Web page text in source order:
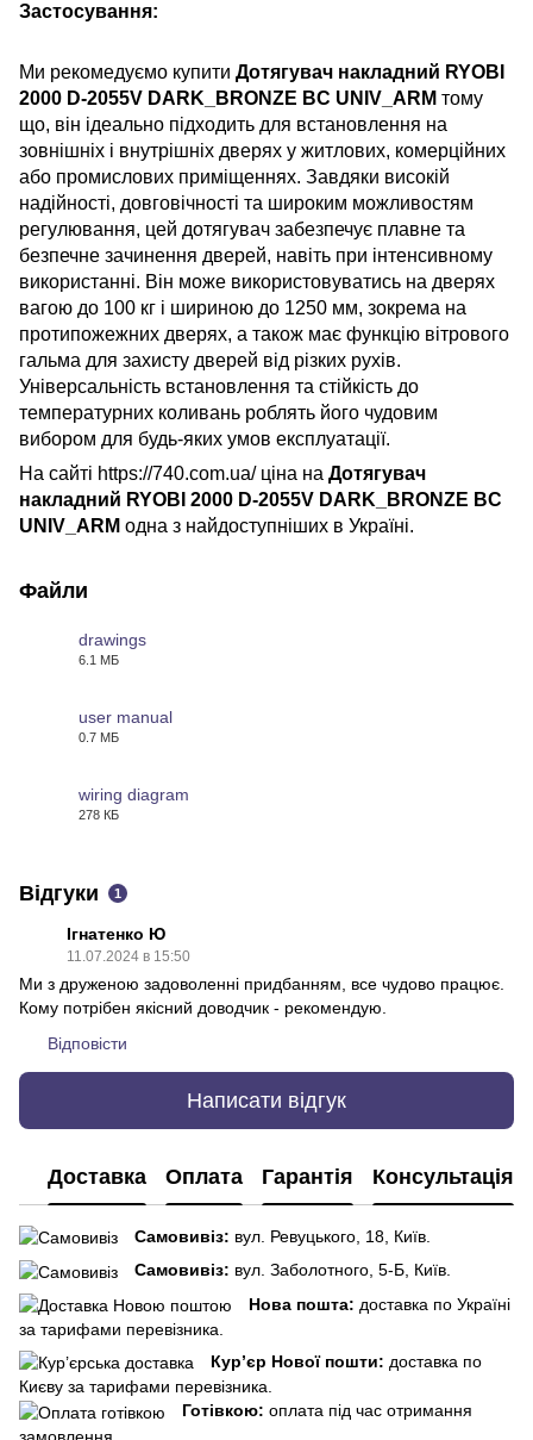
Застосування:
Ми рекомедуємо купити Дотягувач накладний RYOBI
2000 D-2055V DARK_BRONZE BC UNIV_ARM тому
що, він ідеально підходить для встановлення на
зовнішніх і внутрішніх дверях у житлових, комерційних
або промислових приміщеннях. Завдяки високій
надійності, довговічності та широким можливостям
регулювання, цей дотягувач забезпечує плавне та
безпечне зачинення дверей, навіть при інтенсивному
використанні. Він може використовуватись на дверях
вагою до 100 кг і шириною до 1250 мм, зокрема на
протипожежних дверях, а також має функцію вітрового
гальма для захисту дверей від різких рухів.
Універсальність встановлення та стійкість до
температурних коливань роблять його чудовим
вибором для будь-яких умов експлуатації.
На сайті https://740.com.ua/ ціна на Дотягувач
накладний RYOBI 2000 D-2055V DARK_BRONZE BC
UNIV_ARM одна з найдоступніших в Україні.
Файли
drawings
6.1 МБ
user manual
0.7 МБ
wiring diagram
278 КБ
Відгуки 1
Ігнатенко Ю
11.07.2024 в 15:50
Ми з друженою задоволенні придбанням, все чудово працює.
Кому потрібен якісний доводчик - рекомендую.
Відповісти
Написати відгук
Доставка Оплата Гарантія Консультація
Самовивіз: вул. Ревуцького, 18, Київ.
Самовивіз: вул. Заболотного, 5-Б, Київ.
Нова пошта: доставка по Україні
за тарифами перевізника.
Кур’єр Нової пошти: доставка по
Києву за тарифами перевізника.
Готівкою: оплата під час отримання
замовлення.